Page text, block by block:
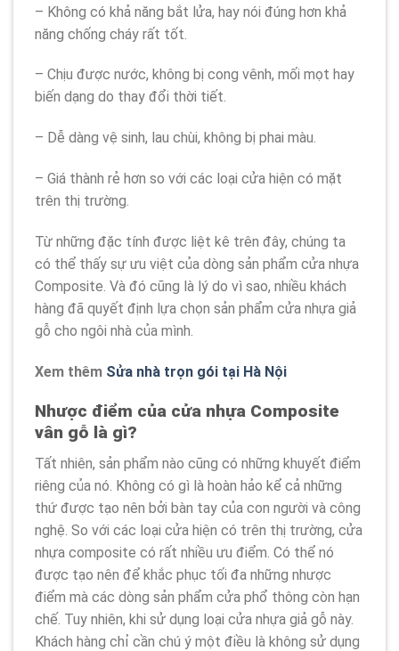
– Không có khả năng bắt lửa, hay nói đúng hơn khả
năng chống cháy rất tốt.
– Chịu được nước, không bị cong vênh, mối mọt hay
biến dạng do thay đổi thời tiết.
– Dễ dàng vệ sinh, lau chùi, không bị phai màu.
– Giá thành rẻ hơn so với các loại cửa hiện có mặt
trên thị trường.
Từ những đặc tính được liệt kê trên đây, chúng ta
có thể thấy sự ưu việt của dòng sản phẩm cửa nhựa
Composite. Và đó cũng là lý do vì sao, nhiều khách
hàng đã quyết định lựa chọn sản phẩm cửa nhựa giả
gỗ cho ngôi nhà của mình.
Xem thêm Sửa nhà trọn gói tại Hà Nội
Nhược điểm của cửa nhựa Composite
vân gỗ là gì?
Tất nhiên, sản phẩm nào cũng có những khuyết điểm
riêng của nó. Không có gì là hoàn hảo kể cả những
thứ được tạo nên bởi bàn tay của con người và công
nghệ. So với các loại cửa hiện có trên thị trường, cửa
nhựa composite có rất nhiều ưu điểm. Có thể nó
được tạo nên để khắc phục tối đa những nhược
điểm mà các dòng sản phẩm cửa phổ thông còn hạn
chế. Tuy nhiên, khi sử dụng loại cửa nhựa giả gỗ này.
Khách hàng chỉ cần chú ý một điều là không sử dụng